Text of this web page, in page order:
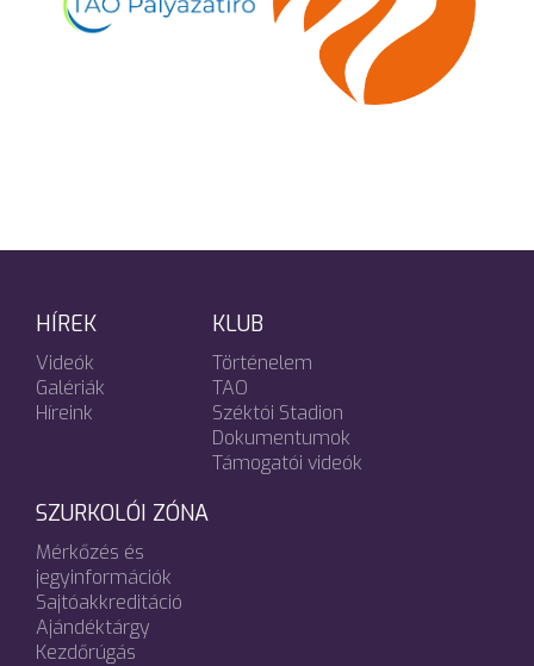
HÍREK
Videók
Galériák
Híreink
KLUB
Történelem
TAO
Széktói Stadion
Dokumentumok
Támogatói videók
SZURKOLÓI ZÓNA
Mérkőzés és
jegyinformációk
Sajtóakkreditáció
Ajándéktárgy
Kezdőrúgás